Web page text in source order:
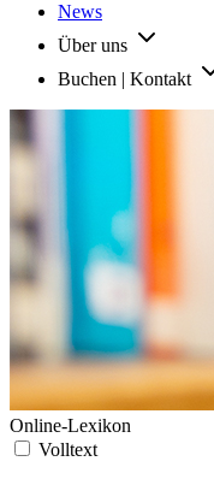
News
Über uns
Buchen | Kontakt
Online-Lexikon
Volltext